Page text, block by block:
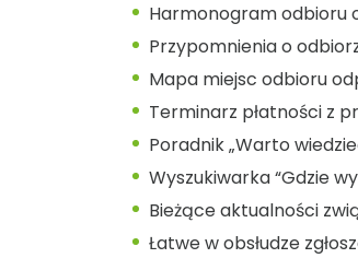
Harmonogram odbioru
Przypomnienia o
Mapa miejsc odbioru
Terminarz płatności z
Poradnik „Warto
Wyszukiwarka “Gdzie
Bieżące aktualności
Łatwe w obsłudze